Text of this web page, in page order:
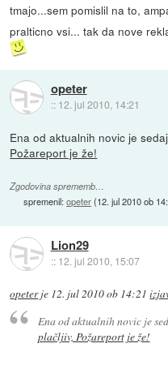
tmajo...sem pomislil na to,
pralticno vsi... tak da nove
opeter
:: 12. jul 2010, 14:21
Ena od aktualnih novic je
Požareport je že!
Zgodovina sprememb…
spremenil:opeter(12. jul 2010 ob
Lion29
:: 12. jul 2010, 15:07
opeterje 12. jul 2010 ob 14:21
Ena od aktualnih novic je
plačljiv, Požareport je že!